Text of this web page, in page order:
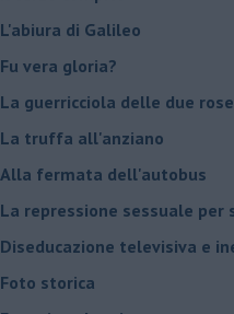
L'abiura di Galileo
Fu vera gloria?
La guerricciola delle due rose
La truffa all'anziano
Alla fermata dell'autobus
La repressione sessuale per
Diseducazione televisiva e
Foto storica